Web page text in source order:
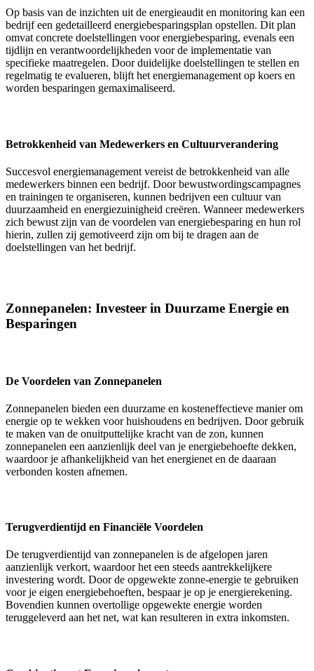
Op basis van de inzichten uit de energieaudit en monitoring kan een
bedrijf een gedetailleerd energiebesparingsplan opstellen. Dit plan
omvat concrete doelstellingen voor energiebesparing, evenals een
tijdlijn en verantwoordelijkheden voor de implementatie van
specifieke maatregelen. Door duidelijke doelstellingen te stellen en
regelmatig te evalueren, blijft het energiemanagement op koers en
worden besparingen gemaximaliseerd.
Betrokkenheid van Medewerkers en Cultuurverandering
Succesvol energiemanagement vereist de betrokkenheid van alle
medewerkers binnen een bedrijf. Door bewustwordingscampagnes
en trainingen te organiseren, kunnen bedrijven een cultuur van
duurzaamheid en energiezuinigheid creëren. Wanneer medewerkers
zich bewust zijn van de voordelen van energiebesparing en hun rol
hierin, zullen zij gemotiveerd zijn om bij te dragen aan de
doelstellingen van het bedrijf.
Zonnepanelen: Investeer in Duurzame Energie en
Besparingen
De Voordelen van Zonnepanelen
Zonnepanelen bieden een duurzame en kosteneffectieve manier om
energie op te wekken voor huishoudens en bedrijven. Door gebruik
te maken van de onuitputtelijke kracht van de zon, kunnen
zonnepanelen een aanzienlijk deel van je energiebehoefte dekken,
waardoor je afhankelijkheid van het energienet en de daaraan
verbonden kosten afnemen.
Terugverdientijd en Financiële Voordelen
De terugverdientijd van zonnepanelen is de afgelopen jaren
aanzienlijk verkort, waardoor het een steeds aantrekkelijkere
investering wordt. Door de opgewekte zonne-energie te gebruiken
voor je eigen energiebehoeften, bespaar je op je energierekening.
Bovendien kunnen overtollige opgewekte energie worden
teruggeleverd aan het net, wat kan resulteren in extra inkomsten.